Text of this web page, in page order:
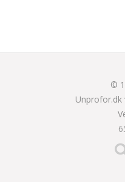
©
Unprofor.dk